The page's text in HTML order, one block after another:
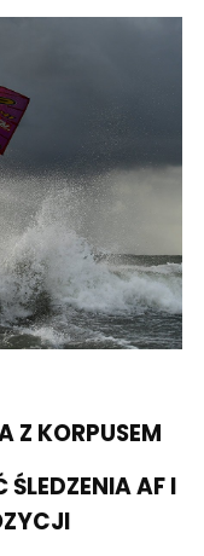
Z KORPUSEM
AF I